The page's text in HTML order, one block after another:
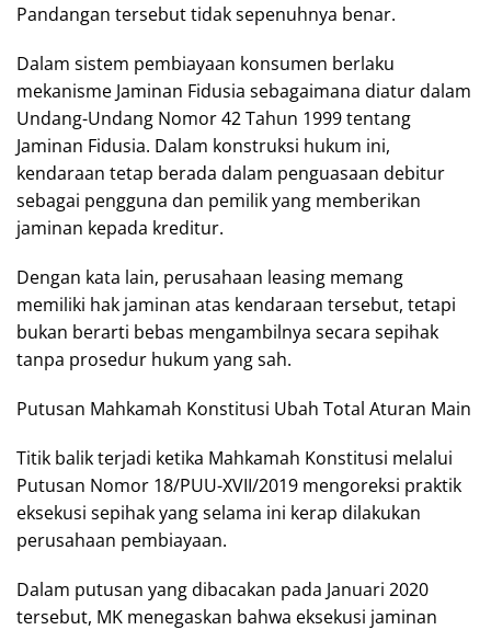
Pandangan tersebut tidak sepenuhnya benar.
Dalam sistem pembiayaan konsumen berlaku
mekanisme Jaminan Fidusia sebagaimana diatur dalam
Undang-Undang Nomor 42 Tahun 1999 tentang
Jaminan Fidusia. Dalam konstruksi hukum ini,
kendaraan tetap berada dalam penguasaan debitur
sebagai pengguna dan pemilik yang memberikan
jaminan kepada kreditur.
Dengan kata lain, perusahaan leasing memang
memiliki hak jaminan atas kendaraan tersebut, tetapi
bukan berarti bebas mengambilnya secara sepihak
tanpa prosedur hukum yang sah.
Putusan Mahkamah Konstitusi Ubah Total Aturan Main
Titik balik terjadi ketika Mahkamah Konstitusi melalui
Putusan Nomor 18/PUU-XVII/2019 mengoreksi praktik
eksekusi sepihak yang selama ini kerap dilakukan
perusahaan pembiayaan.
Dalam putusan yang dibacakan pada Januari 2020
tersebut, MK menegaskan bahwa eksekusi jaminan